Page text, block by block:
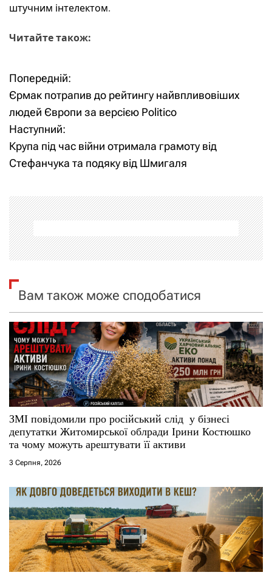
штучним інтелектом.
Читайте також:
Н
а
в
і
а
ц
і
я
з
а
п
и
с
і
Попередній:
Єрмак потрапив до рейтингу найвпливовіших
людей Європи за версією Politico
Наступний:
Крупа під час війни отримала грамоту від
Стефанчука та подяку від Шмигаля
Вам також може сподобатися
ЗМІ повідомили про російський слід у бізнесі
депутатки Житомирської облради Ірини Костюшко
та чому можуть арештувати її активи
3 Серпня, 2026